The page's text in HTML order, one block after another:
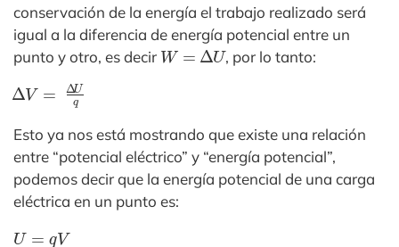
conservación de la energía el trabajo realizado será
igual a la diferencia de energía potencial entre un
punto y otro, es decirW= Δ U, por lo tanto:
Δ V Δ U
Esto ya nos está mostrando que existe una relación
entre “potencial eléctrico” y “energía potencial”,
podemos decir que la energía potencial de una carga
eléctrica en un punto es:
U= V